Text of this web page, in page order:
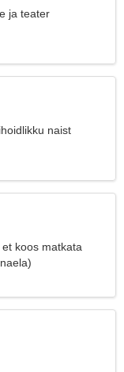
ja teater
naist
koos matkata